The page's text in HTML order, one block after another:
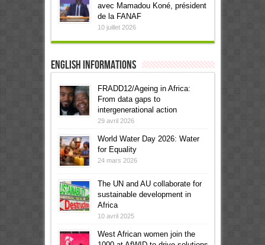
avec Mamadou Koné, président
de la FANAF
10 juillet 2026
English informations
FRADD12/Ageing in Africa:
From data gaps to
intergenerational action
29 avril 2026
World Water Day 2026: Water
for Equality
24 mars 2026
The UN and AU collaborate for
sustainable development in
Africa
10 avril 2025
West African women join the